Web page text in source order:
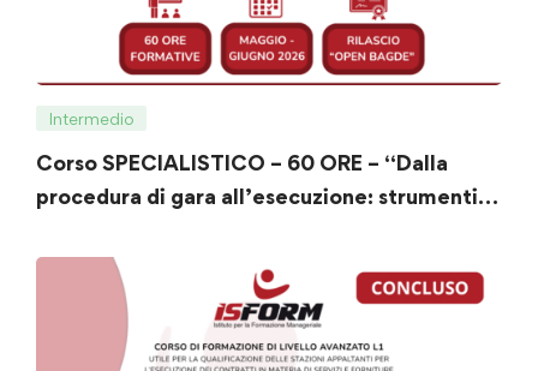
Intermedio
Corso SPECIALISTICO – 60 ORE – “Dalla
procedura di gara all’esecuzione: strumenti
pubblici”